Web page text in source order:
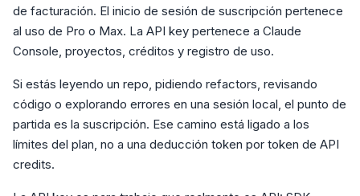
de facturación. El inicio de sesión de suscripción pertenece
al uso de Pro o Max. La API key pertenece a Claude
Console, proyectos, créditos y registro de uso.
Si estás leyendo un repo, pidiendo refactors, revisando
código o explorando errores en una sesión local, el punto de
partida es la suscripción. Ese camino está ligado a los
límites del plan, no a una deducción token por token de API
credits.